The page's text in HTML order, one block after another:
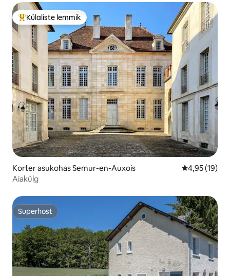
Külaliste suur lemmik
Külaliste lemmik
Korter asukohas Semur-en-Auxois Keskmine
4,95 (19)
Aiakülg
Superhost
Superhost